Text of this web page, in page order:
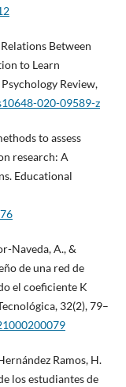
Relations Between
to Learn
Review,
020-09589-z
to assess
research: A
Educational
Naveda, A., &
de una red de
el coeficiente K
32(2), 79–
Ramos, H.
los estudiantes de